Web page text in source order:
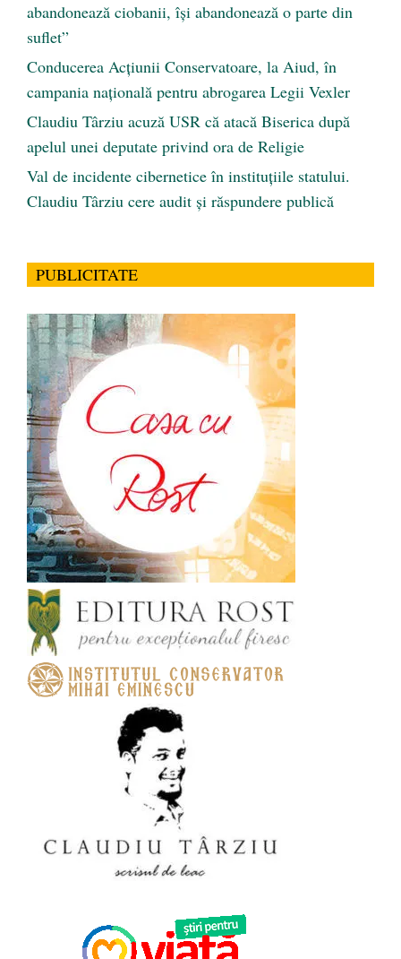
abandonează ciobanii, își abandonează o parte din
suflet”
Conducerea Acțiunii Conservatoare, la Aiud, în
campania națională pentru abrogarea Legii Vexler
Claudiu Târziu acuză USR că atacă Biserica după
apelul unei deputate privind ora de Religie
Val de incidente cibernetice în instituțiile statului.
Claudiu Târziu cere audit și răspundere publică
PUBLICITATE